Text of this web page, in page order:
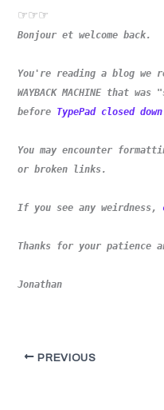
☞☞☞
Bonjour et welcome back.
You're reading a blog we
WAYBACK MACHINE that
before TypePad closed
You may encounter
or broken links.
If you see any weirdness,
Thanks for your patience
Jonathan
PREVIOUS